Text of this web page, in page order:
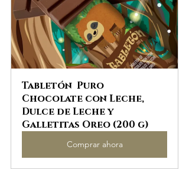
Tabletón  Puro
Chocolate con Leche,
Dulce de Leche y
Galletitas Oreo (200 g)
Comprar ahora